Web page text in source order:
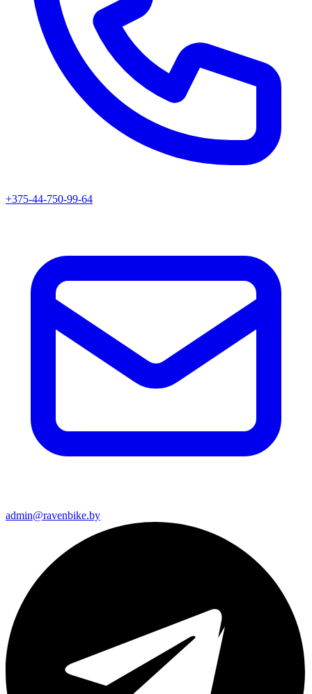
+375-44-750-99-64
admin@ravenbike.by